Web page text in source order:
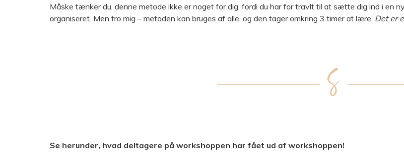
Måske tænker du, denne metode ikke er noget for dig, fordi du har for travlt til at sætte dig ind i en
organiseret. Men tro mig – metoden kan bruges af alle, og den tager omkring 3 timer at lære. Det er
Se herunder, hvad deltagere på workshoppen har fået ud af workshoppen!